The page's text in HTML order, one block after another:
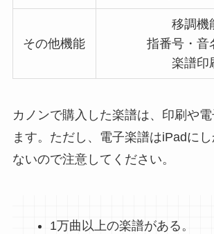
その他機能
移調機
指番号・音
楽譜印
カノンで購入した楽譜は、印刷や
ます。ただし、電子楽譜はiPadに
ないので注意してください。
1万曲以上の楽譜がある。